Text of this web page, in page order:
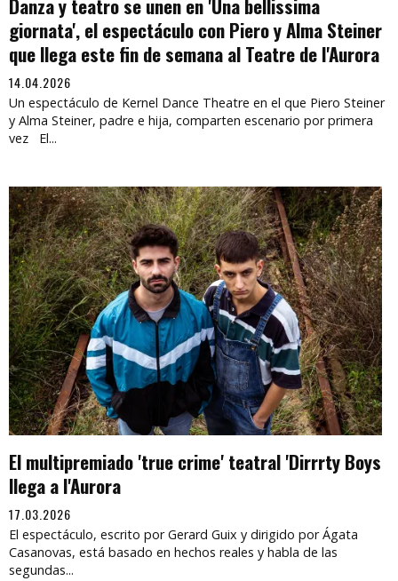
Danza y teatro se unen en 'Una bellissima
giornata', el espectáculo con Piero y Alma Steiner
que llega este fin de semana al Teatre de l'Aurora
14.04.2026
Un espectáculo de Kernel Dance Theatre en el que Piero Steiner
y Alma Steiner, padre e hija, comparten escenario por primera
vez El...
El multipremiado 'true crime' teatral 'Dirrrty Boys
llega a l'Aurora
17.03.2026
El espectáculo, escrito por Gerard Guix y dirigido por Ágata
Casanovas, está basado en hechos reales y habla de las
segundas...